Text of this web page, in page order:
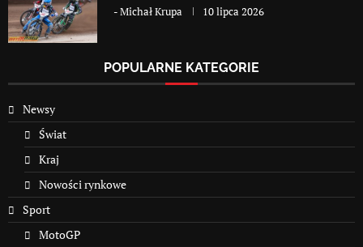
-Michał Krupa 10 lipca 2026
POPULARNE KATEGORIE
Newsy
Świat
Kraj
Nowości rynkowe
Sport
MotoGP